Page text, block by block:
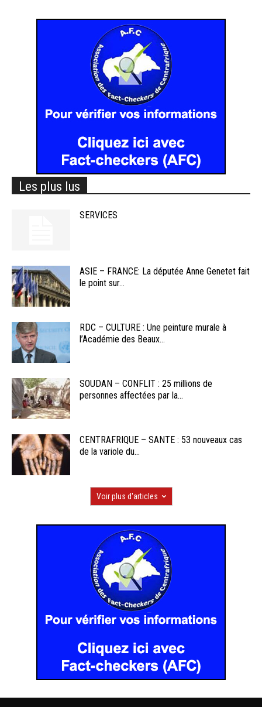
Les plus lus
SERVICES
ASIE – FRANCE: La députée Anne Genetet fait
le point sur...
RDC – CULTURE : Une peinture murale à
l’Académie des Beaux...
SOUDAN – CONFLIT : 25 millions de
personnes affectées par la...
CENTRAFRIQUE – SANTE : 53 nouveaux cas
de la variole du...
Voir plus d'articles